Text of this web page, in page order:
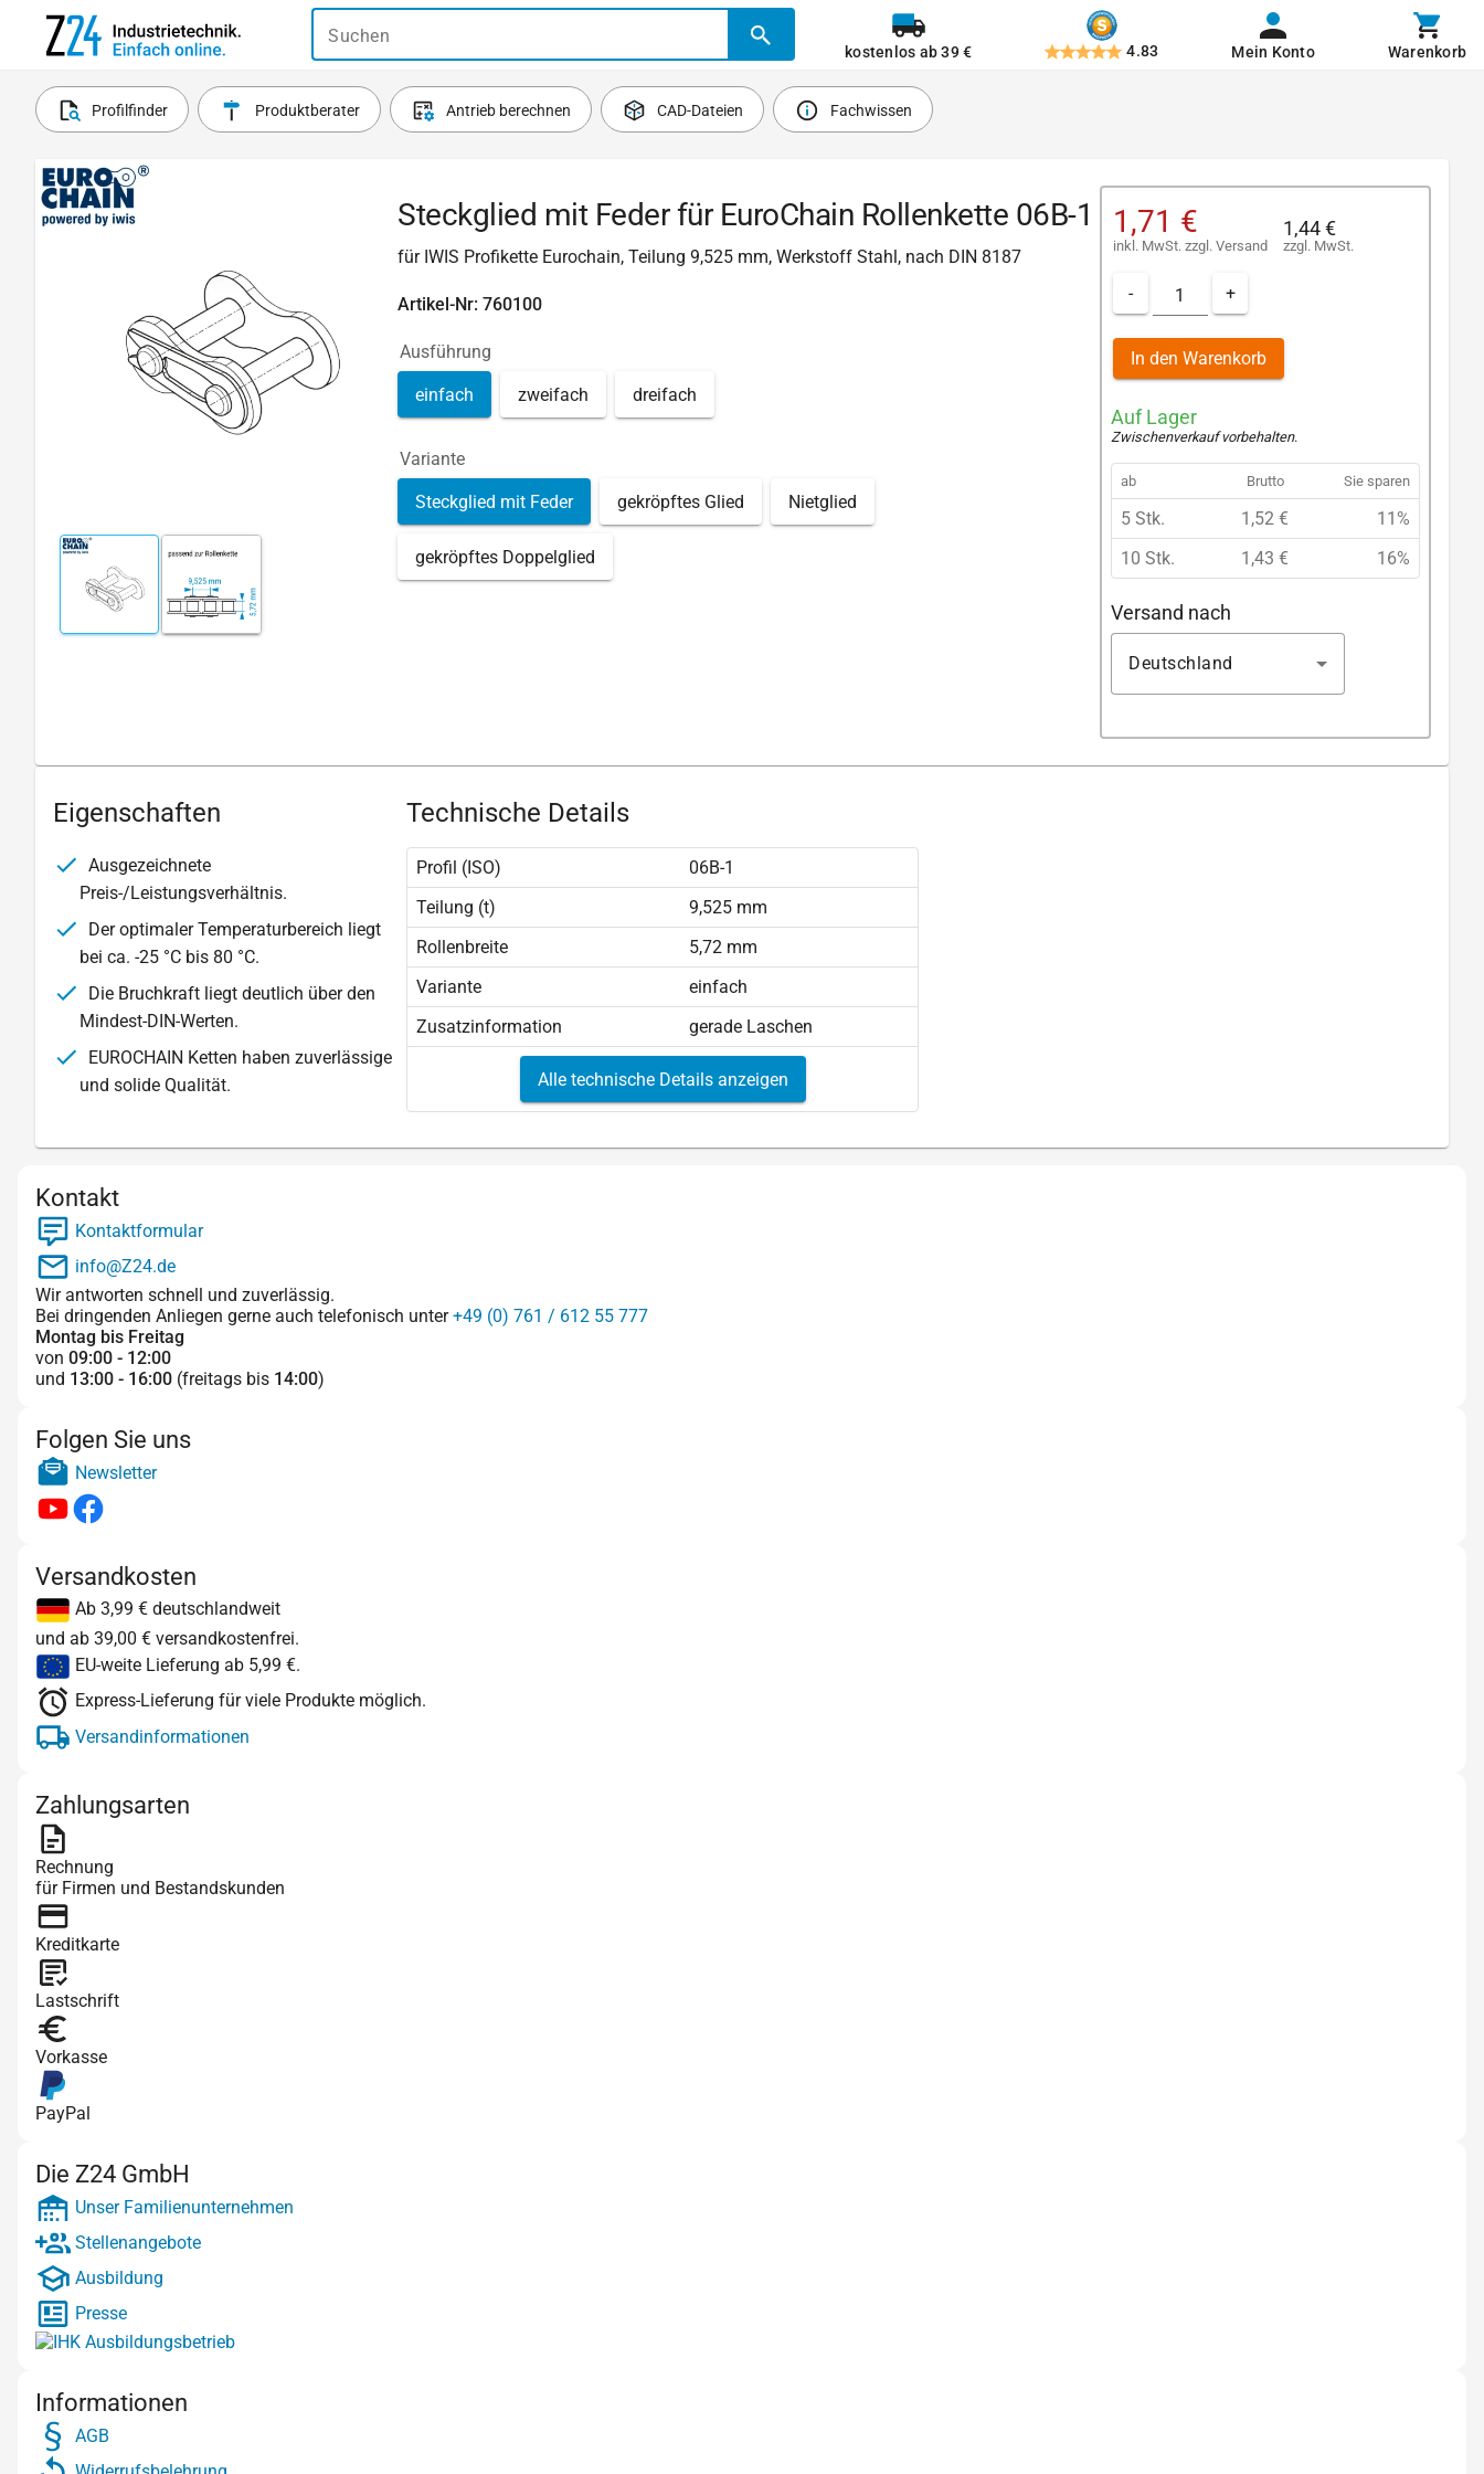
Suchen
kostenlos ab 39 € 4.83 Mein Konto Warenkorb
Profilfinder Produktberater Antrieb berechnen CAD-Dateien Fachwissen
Steckglied mit Feder für EuroChain Rollenkette 06B-1
für IWIS Profikette Eurochain, Teilung 9,525 mm, Werkstoff Stahl, nach DIN 8187
Artikel-Nr: 760100
Ausführung
einfach zweifach dreifach
Variante
Steckglied mit Feder gekröpftes Glied Nietglied
gekröpftes Doppelglied
1,71 €
inkl. MwSt. zzgl. Versand
1,44 €
zzgl. MwSt.
- +
In den Warenkorb
Auf Lager
Zwischenverkauf vorbehalten.
ab Brutto Sie sparen
5 Stk. 1,52 €
11%
10 Stk.
1,43 € 16%
Versand nach
Deutschland
Eigenschaften
Ausgezeichnete
Preis-/Leistungsverhältnis.
Der optimaler Temperaturbereich liegt
bei ca. -25 °C bis 80 °C.
Die Bruchkraft liegt deutlich über den
Mindest-DIN-Werten.
EUROCHAIN Ketten haben zuverlässige
und solide Qualität.
Technische Details
Profil (ISO)
06B-1
Teilung (t)
9,525 mm
Rollenbreite
5,72 mm
Variante
einfach
Zusatzinformation
gerade Laschen
Alle technische Details anzeigen
Kontakt
Kontaktformular
info@Z24.de
Wir antworten schnell und zuverlässig.
Bei dringenden Anliegen gerne auch telefonisch unter+49 (0) 761 / 612 55 777
Montag bis Freitag
von 09:00 - 12:00
und 13:00 - 16:00 (freitags bis 14:00)
Folgen Sie uns
Newsletter
Versandkosten
Ab 3,99 € deutschlandweit
und ab 39,00 € versandkostenfrei.
EU-weite Lieferung ab 5,99 €.
Express-Lieferung für viele Produkte möglich.
Versandinformationen
Zahlungsarten
Rechnung
für Firmen und Bestandskunden
Kreditkarte
Lastschrift
Vorkasse
PayPal
Die Z24 GmbH
Unser Familienunternehmen
Stellenangebote
Ausbildung
Presse
Informationen
AGB